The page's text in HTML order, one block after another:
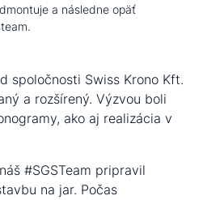
spoločnosti Swiss Krono Kft.
a rozšírený. Výzvou boli
ako aj realizácia v
#SGSTeam pripravil
na jar. Počas
a následne opäť